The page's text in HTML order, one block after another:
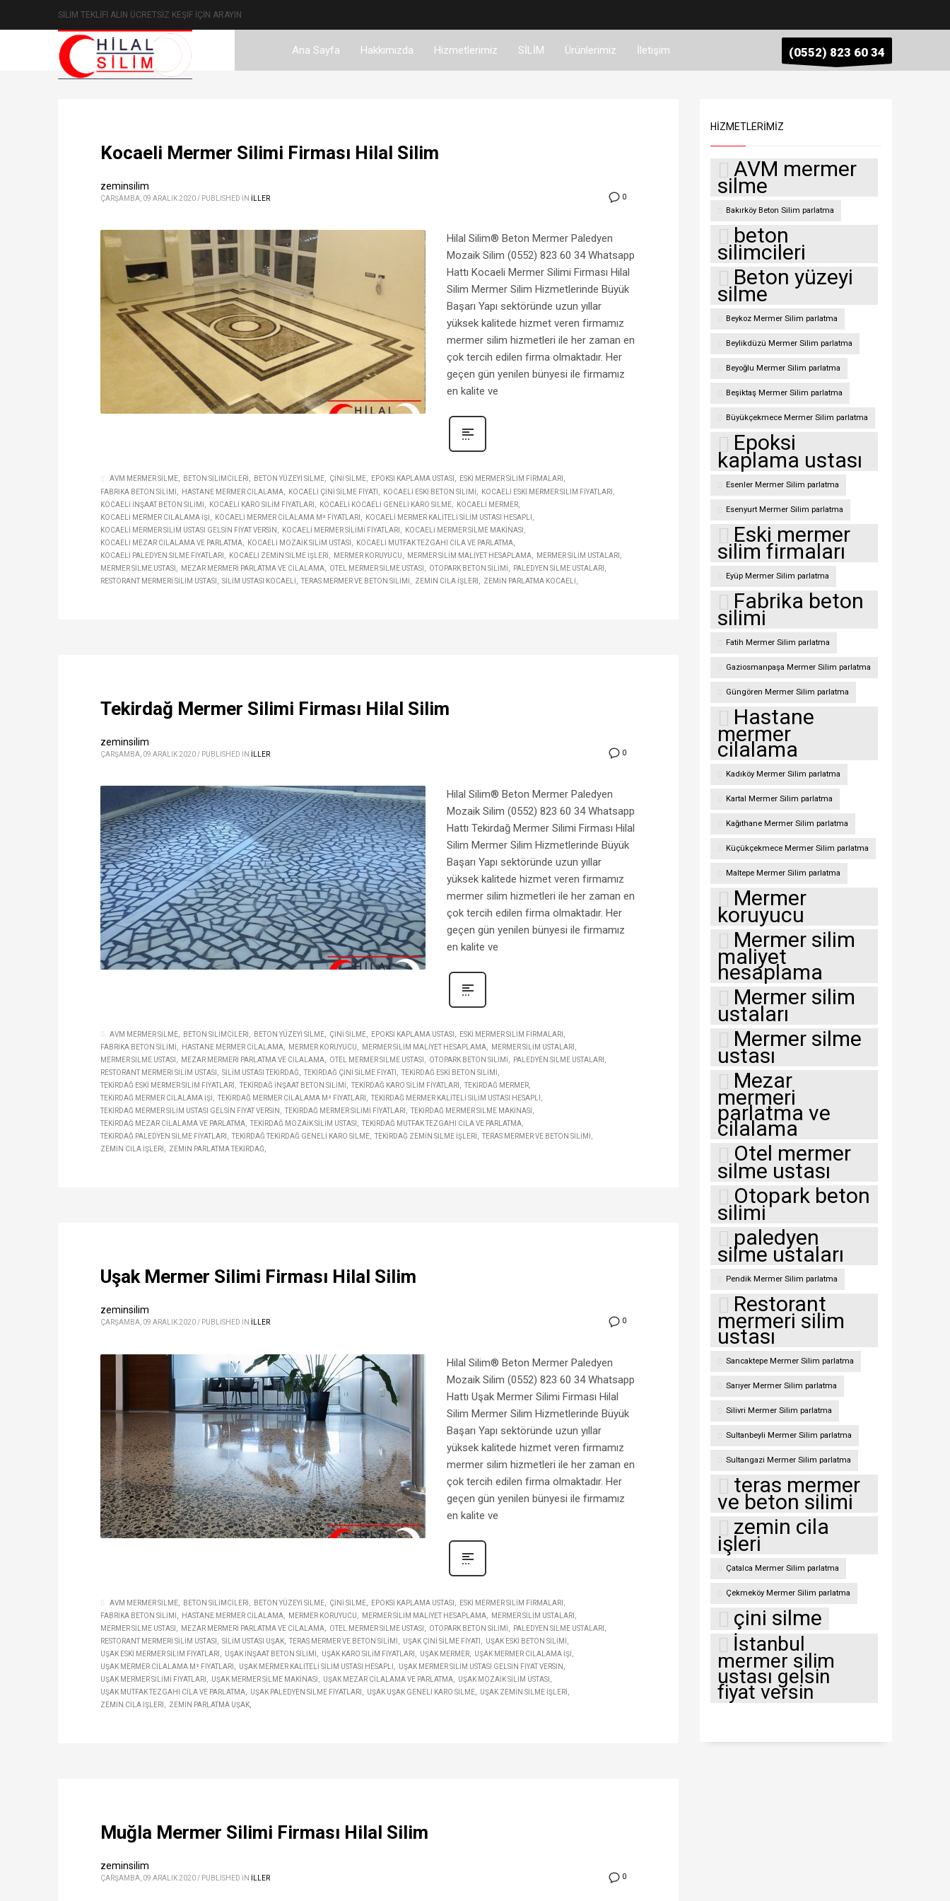
SİLİM TEKLİFİ ALIN ÜCRETSİZ KEŞİF İÇİN ARAYIN
Ana Sayfa Hakkımızda Hizmetlerimiz SİLİM Ürünlerimiz İletişim (0552) 823 60 34
Kocaeli Mermer Silimi Firması Hilal Silim
0
zeminsilim
ÇARŞAMBA, 09 ARALIK 2020 / PUBLISHED IN ILLER
Hilal Silim® Beton Mermer Paledyen
Mozaik Silim (0552) 823 60 34 Whatsapp
Hattı Kocaeli Mermer Silimi Firması Hilal
Silim Mermer Silim Hizmetlerinde Büyük
Başarı Yapı sektöründe uzun yıllar
yüksek kalitede hizmet veren firmamız
mermer silim hizmetleri ile her zaman en
çok tercih edilen firma olmaktadır. Her
geçen gün yenilen bünyesi ile firmamız
en kalite ve
AVM MERMER SILME BETON SILIMCILERI BETON YÜZEYI SILME ÇINI SILME EPOKSI KAPLAMA USTASI
ESKI MERMER SILIM FIRMALARI
FABRIKA BETON SILIMI
HASTANE MERMER CILALAMA KOCAELI ÇINI SILME FIYATI KOCAELI ESKI BETON SILIMI
KOCAELI ESKI MERMER SILIM FIYATLARI
KOCAELI INŞAAT BETON SILIMI
KOCAELI KARO SILIM FIYATLARI KOCAELI KOCAELI GENELI KARO SILME
KOCAELI MERMER
KOCAELI MERMER CILALAMA IŞI
KOCAELI MERMER CILALAMA M² FIYATLARI
KOCAELI MERMER KALITELI SILIM USTASI HESAPLI
KOCAELI MERMER SILIM USTASI GELSIN FIYAT VERSIN
KOCAELI MERMER SILIMI FIYATLARI
KOCAELI MERMER SILME MAKINASI
KOCAELI MEZAR CILALAMA VE PARLATMA
KOCAELI MOZAIK SILIM USTASI
KOCAELI MUTFAK TEZGAHI CILA VE PARLATMA
KOCAELI PALEDYEN SILME FIYATLARI
KOCAELI ZEMIN SILME IŞLERI MERMER KORUYUCU MERMER SILIM MALIYET HESAPLAMA
MERMER SILIM USTALARI
MERMER SILME USTASI
MEZAR MERMERI PARLATMA VE CILALAMA OTEL MERMER SILME USTASI OTOPARK BETON SILIMI
PALEDYEN SILME USTALARI
RESTORANT MERMERI SILIM USTASI
SILIM USTASI KOCAELI TERAS MERMER VE BETON SILIMI ZEMIN CILA IŞLERI ZEMIN PARLATMA KOCAELI
Tekirdağ Mermer Silimi Firması Hilal Silim
0
zeminsilim
ÇARŞAMBA, 09 ARALIK 2020 / PUBLISHED IN ILLER
Hilal Silim® Beton Mermer Paledyen
Mozaik Silim (0552) 823 60 34 Whatsapp
Hattı Tekirdağ Mermer Silimi Firması Hilal
Silim Mermer Silim Hizmetlerinde Büyük
Başarı Yapı sektöründe uzun yıllar
yüksek kalitede hizmet veren firmamız
mermer silim hizmetleri ile her zaman en
çok tercih edilen firma olmaktadır. Her
geçen gün yenilen bünyesi ile firmamız
en kalite ve
AVM MERMER SILME BETON SILIMCILERI BETON YÜZEYI SILME ÇINI SILME EPOKSI KAPLAMA USTASI
ESKI MERMER SILIM FIRMALARI
FABRIKA BETON SILIMI
HASTANE MERMER CILALAMA MERMER KORUYUCU MERMER SILIM MALIYET HESAPLAMA
MERMER SILIM USTALARI
MERMER SILME USTASI
MEZAR MERMERI PARLATMA VE CILALAMA OTEL MERMER SILME USTASI OTOPARK BETON SILIMI
PALEDYEN SILME USTALARI
RESTORANT MERMERI SILIM USTASI
SILIM USTASI TEKIRDAĞ TEKIRDAĞ ÇINI SILME FIYATI
TEKIRDAĞ ESKI BETON SILIMI
TEKIRDAĞ ESKI MERMER SILIM FIYATLARI
TEKIRDAĞ INŞAAT BETON SILIMI TEKIRDAĞ KARO SILIM FIYATLARI
TEKIRDAĞ MERMER
TEKIRDAĞ MERMER CILALAMA IŞI
TEKIRDAĞ MERMER CILALAMA M² FIYATLARI
TEKIRDAĞ MERMER KALITELI SILIM USTASI HESAPLI
TEKIRDAĞ MERMER SILIM USTASI GELSIN FIYAT VERSIN
TEKIRDAĞ MERMER SILIMI FIYATLARI
TEKIRDAĞ MERMER SILME MAKINASI
TEKIRDAĞ MEZAR CILALAMA VE PARLATMA
TEKIRDAĞ MOZAIK SILIM USTASI
TEKIRDAĞ MUTFAK TEZGAHI CILA VE PARLATMA
TEKIRDAĞ PALEDYEN SILME FIYATLARI
TEKIRDAĞ TEKIRDAĞ GENELI KARO SILME TEKIRDAĞ ZEMIN SILME IŞLERI
TERAS MERMER VE BETON SILIMI
ZEMIN CILA IŞLERI
ZEMIN PARLATMA TEKIRDAĞ
Uşak Mermer Silimi Firması Hilal Silim
0
zeminsilim
ÇARŞAMBA, 09 ARALIK 2020/ PUBLISHED IN ILLER
Hilal Silim® Beton Mermer Paledyen
Mozaik Silim (0552) 823 60 34 Whatsapp
Hattı Uşak Mermer Silimi Firması Hilal
Silim Mermer Silim Hizmetlerinde Büyük
Başarı Yapı sektöründe uzun yıllar
yüksek kalitede hizmet veren firmamız
mermer silim hizmetleri ile her zaman en
çok tercih edilen firma olmaktadır. Her
geçen gün yenilen bünyesi ile firmamız
en kalite ve
AVM MERMER SILME BETON SILIMCILERI BETON YÜZEYI SILME ÇINI SILME EPOKSI KAPLAMA USTASI
ESKI MERMER SILIM FIRMALARI
FABRIKA BETON SILIMI
HASTANE MERMER CILALAMA MERMER KORUYUCU MERMER SILIM MALIYET HESAPLAMA
MERMER SILIM USTALARI
MERMER SILME USTASI
MEZAR MERMERI PARLATMA VE CILALAMA OTEL MERMER SILME USTASI OTOPARK BETON SILIMI
PALEDYEN SILME USTALARI
RESTORANT MERMERI SILIM USTASI
SILIM USTASI UŞAK TERAS MERMER VE BETON SILIMI UŞAK ÇINI SILME FIYATI
UŞAK ESKI BETON SILIMI
UŞAK ESKI MERMER SILIM FIYATLARI
UŞAK INŞAAT BETON SILIMI UŞAK KARO SILIM FIYATLARI UŞAK MERMER
UŞAK MERMER CILALAMA IŞI
UŞAK MERMER CILALAMA M² FIYATLARI
UŞAK MERMER KALITELI SILIM USTASI HESAPLI
UŞAK MERMER SILIM USTASI GELSIN FIYAT VERSIN
UŞAK MERMER SILIMI FIYATLARI
UŞAK MERMER SILME MAKINASI UŞAK MEZAR CILALAMA VE PARLATMA
UŞAK MOZAIK SILIM USTASI
UŞAK MUTFAK TEZGAHI CILA VE PARLATMA
UŞAK PALEDYEN SILME FIYATLARI UŞAK UŞAK GENELI KARO SILME
UŞAK ZEMIN SILME IŞLERI
ZEMIN CILA IŞLERI
ZEMIN PARLATMA UŞAK
Muğla Mermer Silimi Firması Hilal Silim
0
zeminsilim
ÇARŞAMBA, 09 ARALIK 2020 / PUBLISHED IN ILLER
HIZMETLERIMIZ
AVM mermer
silme
Bakırköy Beton Silim parlatma
beton
silimcileri
Beton yüzeyi
silme
Beykoz Mermer Silim parlatma
Beylikdüzü Mermer Silim parlatma
Beyoğlu Mermer Silim parlatma
Beşiktaş Mermer Silim parlatma
Büyükçekmece Mermer Silim parlatma
Epoksi
kaplama ustası
Esenler Mermer Silim parlatma
Esenyurt Mermer Silim parlatma
Eski mermer
silim firmaları
Eyüp Mermer Silim parlatma
Fabrika beton
silimi
Fatih Mermer Silim parlatma
Gaziosmanpaşa Mermer Silim parlatma
Güngören Mermer Silim parlatma
Hastane
mermer
cilalama
Kadıköy Mermer Silim parlatma
Kartal Mermer Silim parlatma
Kağıthane Mermer Silim parlatma
Küçükçekmece Mermer Silim parlatma
Maltepe Mermer Silim parlatma
Mermer
koruyucu
Mermer silim
maliyet
hesaplama
Mermer silim
ustaları
Mermer silme
ustası
Mezar
mermeri
parlatma ve
cilalama
Otel mermer
silme ustası
Otopark beton
silimi
paledyen
silme ustaları
Pendik Mermer Silim parlatma
Restorant
mermeri silim
ustası
Sancaktepe Mermer Silim parlatma
Sarıyer Mermer Silim parlatma
Silivri Mermer Silim parlatma
Sultanbeyli Mermer Silim parlatma
Sultangazi Mermer Silim parlatma
teras mermer
ve beton silimi
zemin cila
işleri
Çatalca Mermer Silim parlatma
Çekmeköy Mermer Silim parlatma
çini silme
İstanbul
mermer silim
ustası gelsin
fiyat versin